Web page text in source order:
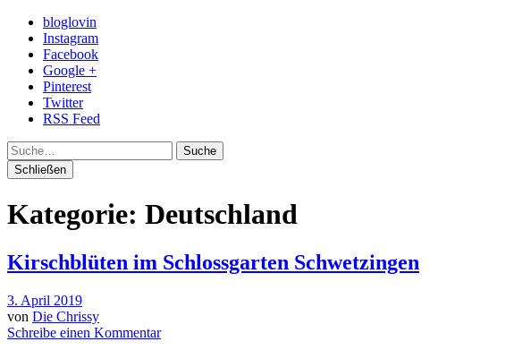
bloglovin
Instagram
Facebook
Google +
Pinterest
Twitter
RSS Feed
Suche
Schließen
Kategorie: Deutschland
Kirschblüten im Schlossgarten Schwetzingen
3. April 2019
von Die Chrissy
Schreibe einen Kommentar